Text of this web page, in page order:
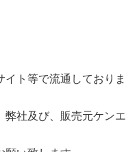
ト等で流通しておりま
弊社及び、販売元ケンエ